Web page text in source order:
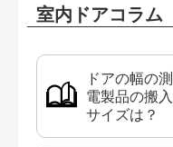
室内ドアコラム
ドアの幅の
電製品の搬
サイズは？